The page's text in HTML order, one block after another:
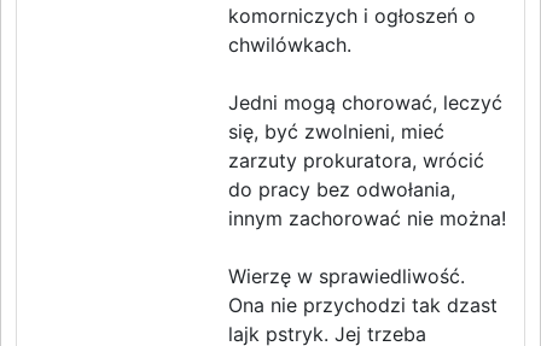
komorniczych i ogłoszeń o
chwilówkach.
Jedni mogą chorować, leczyć
się, być zwolnieni, mieć
zarzuty prokuratora, wrócić
do pracy bez odwołania,
innym zachorować nie można!
Wierzę w sprawiedliwość.
Ona nie przychodzi tak dzast
lajk pstryk. Jej trzeba